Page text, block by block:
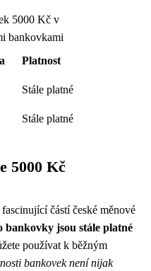
5000 Kč v
bankovkami
Platnost
Stále platné
Stále platné
5000 Kč
částí české měnové
bankovky jsou stále platné
používat k běžným
bankovek není nijak